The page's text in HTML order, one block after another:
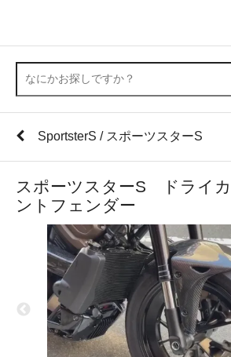
SportsterS / スポーツスターS
スポーツスターS ドライ
ントフェンダー